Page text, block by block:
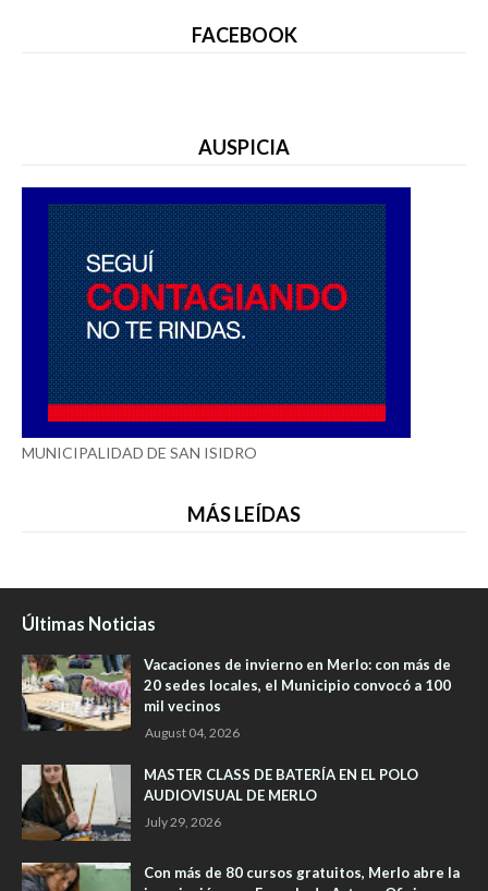
FACEBOOK
AUSPICIA
MUNICIPALIDAD DE SAN ISIDRO
MÁS LEÍDAS
Últimas Noticias
Vacaciones de invierno en Merlo: con más de
20 sedes locales, el Municipio convocó a 100
mil vecinos
August 04, 2026
MASTER CLASS DE BATERÍA EN EL POLO
AUDIOVISUAL DE MERLO
July 29, 2026
Con más de 80 cursos gratuitos, Merlo abre la